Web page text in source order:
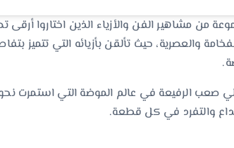
من مشاهير الفن والأزياء الذين اختاروا أرقى
والعصرية، حيث تألقن بأزيائه التي تتميز
والتفرد في كل قطعة.